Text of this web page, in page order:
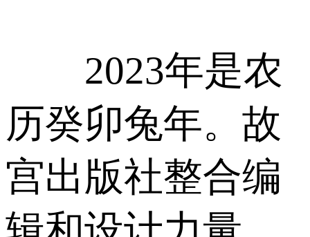
2023年是农
历癸卯兔年。故
宫出版社整合编